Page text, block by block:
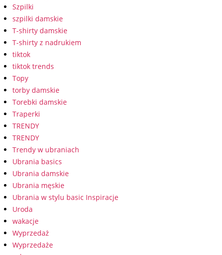
Szpilki
szpilki damskie
T-shirty damskie
T-shirty z nadrukiem
tiktok
tiktok trends
Topy
torby damskie
Torebki damskie
Traperki
TRENDY
TRENDY
Trendy w ubraniach
Ubrania basics
Ubrania damskie
Ubrania męskie
Ubrania w stylu basic Inspiracje
Uroda
wakacje
Wyprzedaż
Wyprzedaże